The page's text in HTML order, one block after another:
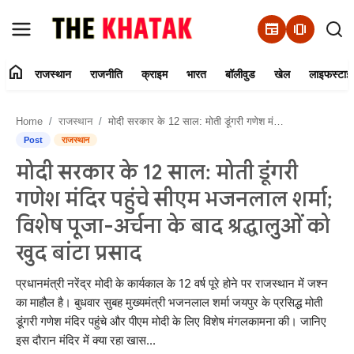
newspaper amp_stories
Contact Us
राजस्थान
राजनीति
क्राइम
भारत
बॉलीवुड
home राजस्थान राजनीति क्राइम भारत बॉलीवुड खेल
Home राजस्थान मोदी सरकार के 12 साल: मोती डूंगरी गणेश मंदिर पहुंचे सीएम भजनलाल शर्मा; विशेष पूजा-अर्चना के बाद श्रद्धालुओं को खुद बांटा प्रसाद
Post राजस्थान
मोदी सरकार के 12 साल: मोती डूंगरी
गणेश मंदिर पहुंचे सीएम भजनलाल शर्मा;
विशेष पूजा-अर्चना के बाद श्रद्धालुओं को
खुद बांटा प्रसाद
प्रधानमंत्री नरेंद्र मोदी के कार्यकाल के 12 वर्ष पूरे होने पर राजस्थान में जश्न
का माहौल है। बुधवार सुबह मुख्यमंत्री भजनलाल शर्मा जयपुर के प्रसिद्ध मोती
डूंगरी गणेश मंदिर पहुंचे और पीएम मोदी के लिए विशेष मंगलकामना की। जानिए
इस दौरान मंदिर में क्या रहा खास...